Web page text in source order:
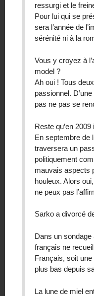
ressurgi et le
Pour lui qui se
sera l’année de
sérénité ni à la
Vous y croyez à
model ?
Ah oui ! Tous
passionnel.
pas ne pas se
Reste qu’en
En septembre de
traversera un
politiquement
mauvais aspects
houleux. Alors
ne peux pas
Sarko a divorcé
Dans un sondage
français ne
Français, soit
plus bas depuis
La lune de miel